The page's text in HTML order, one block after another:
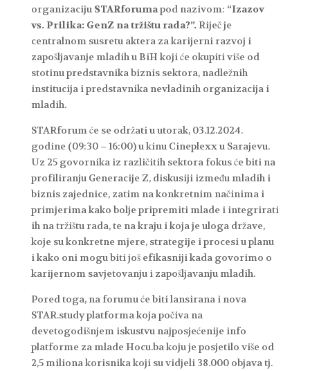
organizaciju STARforumapod nazivom: “Izazov
vs. Prilika: GenZ na tržištu rada?”. Riječ je
centralnom susretu aktera za karijerni razvoj i
zapošljavanje mladih u BiH koji će okupiti više od
stotinu predstavnika biznis sektora, nadležnih
institucija i predstavnika nevladinih organizacija i
mladih.
STARforum će se održati u utorak, 03.12.2024.
godine (09:30 – 16:00) u kinu Cineplexx u Sarajevu.
Uz 25 govornika iz različitih sektora fokus će biti na
profiliranju Generacije Z, diskusiji između mladih i
biznis zajednice, zatim na konkretnim načinima i
primjerima kako bolje pripremiti mlade i integrirati
ih na tržištu rada, te na kraju i koja je uloga države,
koje su konkretne mjere, strategije i procesi u planu
i kako oni mogu biti još efikasniji kada govorimo o
karijernom savjetovanju i zapošljavanju mladih.
Pored toga, na forumu će biti lansirana i nova
STAR.study platforma koja počiva na
devetogodišnjem iskustvu najposjećenije info
platforme za mlade Hocu.ba koju je posjetilo više od
2,5 miliona korisnika koji su vidjeli 38.000 objava tj.